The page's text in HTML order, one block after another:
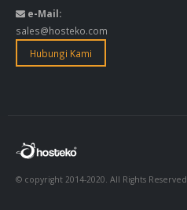
e-Mail:
sales@hosteko.com
Hubungi Kami
© copyright 2014-2020. All Rights Reserved